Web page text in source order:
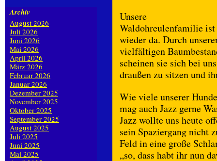
Unsere
Waldohreulenfamilie ist
wieder da. Durch
vielfältigen
scheinen sie sich bei
draußen zu sitzen und
Wie viele unserer Hunde
mag auch Jazz gerne
Jazz wollte uns heute
sein Spaziergang nicht
Feld in eine große
„so, dass habt ihr nun
Archiv
August 2026
Juli 2026
Juni 2026
Mai 2026
April 2026
März 2026
Februar 2026
Januar 2026
Dezember 2025
November 2025
Oktober 2025
September 2025
August 2025
Juli 2025
Juni 2025
Mai 2025